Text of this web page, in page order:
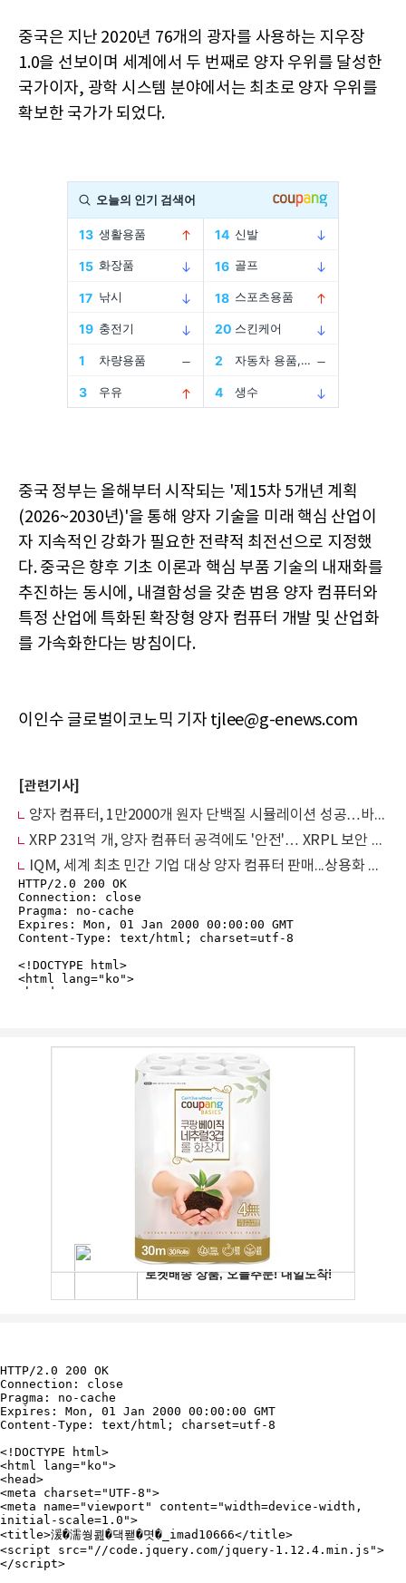
중국은 지난 2020년 76개의 광자를 사용하는 지우장
1.0을 선보이며 세계에서 두 번째로 양자 우위를 달성한
국가이자, 광학 시스템 분야에서는 최초로 양자 우위를
확보한 국가가 되었다.
중국 정부는 올해부터 시작되는 '제15차 5개년 계획
(2026~2030년)'을 통해 양자 기술을 미래 핵심 산업이
자 지속적인 강화가 필요한 전략적 최전선으로 지정했
다. 중국은 향후 기초 이론과 핵심 부품 기술의 내재화를
추진하는 동시에, 내결함성을 갖춘 범용 양자 컴퓨터와
특정 산업에 특화된 확장형 양자 컴퓨터 개발 및 산업화
를 가속화한다는 방침이다.
이인수 글로벌이코노믹 기자 tjlee@g-enews.com
[관련기사]
양자 컴퓨터, 1만2000개 원자 단백질 시뮬레이션 성공…바이오 연구 새 지평
XRP 231억 개, 양자 컴퓨터 공격에도 '안전'… XRPL 보안 평가 결과 발표
IQM, 세계 최초 민간 기업 대상 양자 컴퓨터 판매...상용화 시대 개막